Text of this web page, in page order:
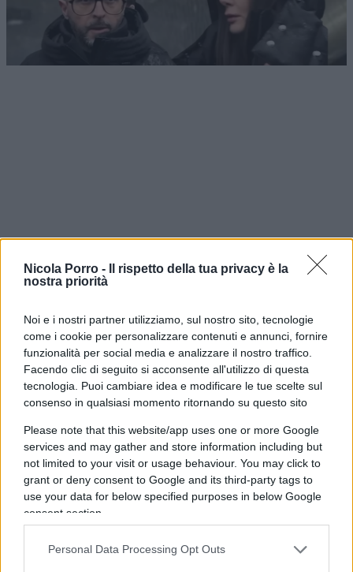
Nicola Porro -
Il rispetto della tua privacy è la
nostra priorità
Noi e i nostri partner utilizziamo, sul nostro sito, tecnologie
come i cookie per personalizzare contenuti e annunci, fornire
funzionalità per social media e analizzare il nostro traffico.
Facendo clic di seguito si acconsente all'utilizzo di questa
tecnologia. Puoi cambiare idea e modificare le tue scelte sul
consenso in qualsiasi momento ritornando su questo sito
Please note that this website/app uses one or more Google
services and may gather and store information including but
not limited to your visit or usage behaviour. You may click to
grant or deny consent to Google and its third-party tags to
use your data for below specified purposes in below Google
consent section.
Personal Data Processing Opt Outs
No, l’Italia non potrà costituirsi parte civile nel
processo sul rogo diCrans Montana.Lo ha
deciso la Procura di Sion che ha respinto al
mittente la richiesta italiana. Nel rogo sono morti
6 ragazzi italiani e 14 sono rimasti gravemente
feriti.
La decisione è stata comunicata all’avvocato che
rappresenta ilgoverno italiano, il ginevrino
Romain Jordan. “Né la cittadinanza italiana di
Repubblica Italiana per prestare assistenza ai